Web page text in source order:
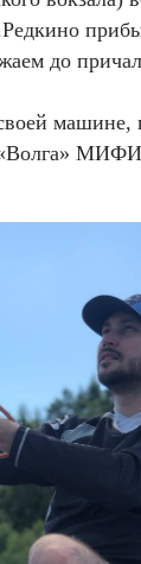
до
машине,